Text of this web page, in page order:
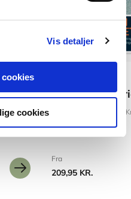
Vis detaljer
cookies Ann
Fra
209,95 KR.